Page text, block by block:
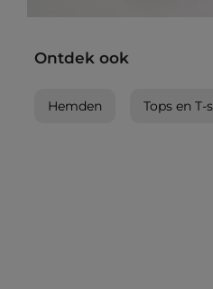
Ontdek ook
Hemden Tops en T-